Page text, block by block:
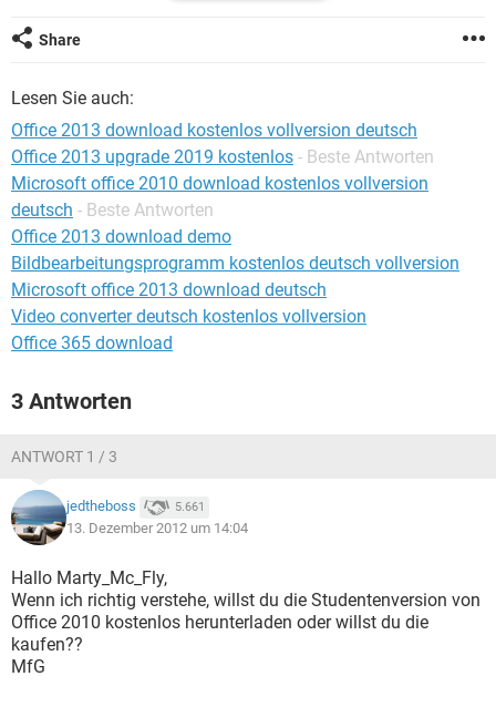
Ach ja, und weiß jemand noch, wo ich günstig die
Studentenversion von Office 2010 herbekommen kann?
Vielen Dank schonmal :).
Share
Lesen Sie auch:
Office 2013 download kostenlos vollversion deutsch
Office 2013 upgrade 2019 kostenlos - Beste Antworten
Microsoft office 2010 download kostenlos vollversion
deutsch - Beste Antworten
Office 2013 download demo
Bildbearbeitungsprogramm kostenlos deutsch vollversion
Microsoft office 2013 download deutsch
Video converter deutsch kostenlos vollversion
Office 365 download
3 Antworten
ANTWORT 1 / 3
jedtheboss 5.661
13. Dezember 2012 um 14:04
Hallo Marty_Mc_Fly,
Wenn ich richtig verstehe, willst du die Studentenversion von
Office 2010 kostenlos herunterladen oder willst du die
kaufen??
MfG